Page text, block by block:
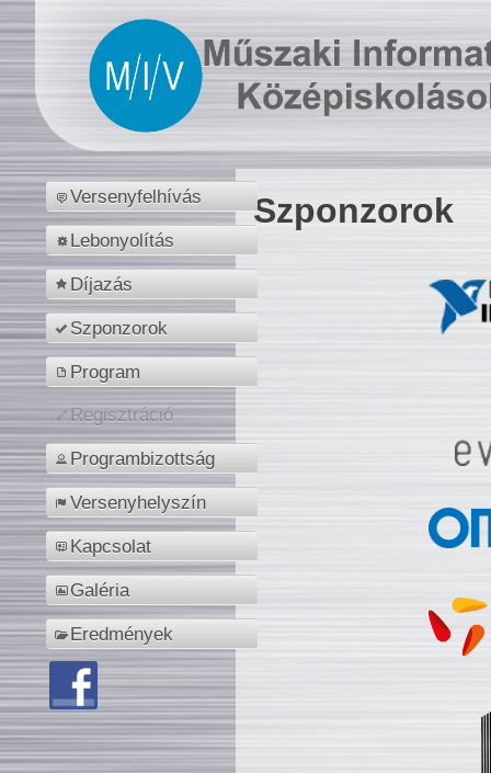
Versenyfelhívás
Lebonyolítás
Díjazás
Szponzorok
Program
Regisztráció
Programbizottság
Versenyhelyszín
Kapcsolat
Galéria
Eredmények
Szponzorok